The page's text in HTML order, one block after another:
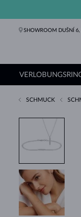
SHOWROOM DUŠNÍ 6,
SCHMUCK